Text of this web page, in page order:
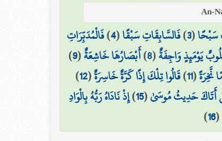
سَبْحًا(
3
)فَالسَّابِقَاتِ سَبْقًا(
4
)فَالْمُدَبِّرَاتِ
يَوْمَئِذٍ وَاجِفَةٌ(
8
)أَبْصَارُهَا خَاشِعَةٌ(
9
)
نَّخِرَةً(
11
)قَالُوا تِلْكَ إِذًا كَرَّةٌ خَاسِرَةٌ(
12
)
حَدِيثُ مُوسَىٰ(
15
)إِذْ نَادَاهُ رَبُّهُ بِالْوَادِ
(
16
)